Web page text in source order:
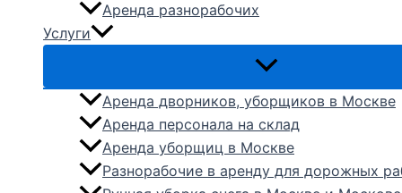
Аренда разнорабочих
Услуги
Аренда дворников, уборщиков в Москве
Аренда персонала на склад
Аренда уборщиц в Москве
Разнорабочие в аренду для дорожных